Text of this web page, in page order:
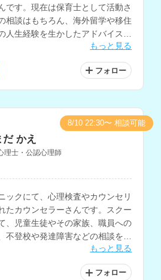
です。現在は保育士として活動さ
相談はもちろん、海外留学や移住
人生経験を生かしたアドバイスも
シャルプランナーの資格をお持ち
もしていただけます。
もっと見る
フォロー
だ かえ
理士・公認心理師
ックにて、心理検査やカウンセリ
たカウンセラーさんです。スクー
、児童生徒やその家族、職員への
不登校や発達障害などの相談を得
もっと見る
フォロー
8/10 22:30〜 相談可能